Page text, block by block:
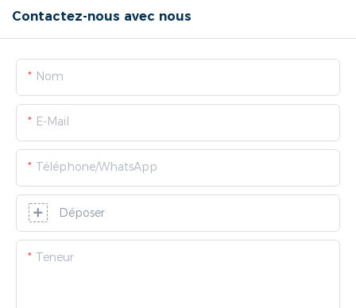
Contactez-nous avec nous
Nom
E-Mail
Téléphone/WhatsApp
Déposer
Teneur